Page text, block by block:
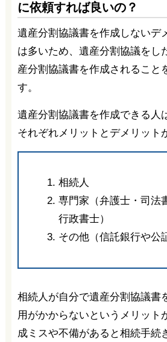
に依頼すれば良いの？
遺産分割協議書を作成しないデ
は多いため、遺産分割協議をし
産分割協議書を作成されること
す。
遺産分割協議書を作成できる人
それぞれメリットとデメリット
相続人
専門家（弁護士・司法
行政書士）
その他（信託銀行や公
相続人が自分で遺産分割協議書
用がかからないというメリット
成ミスや不備があると相続手続